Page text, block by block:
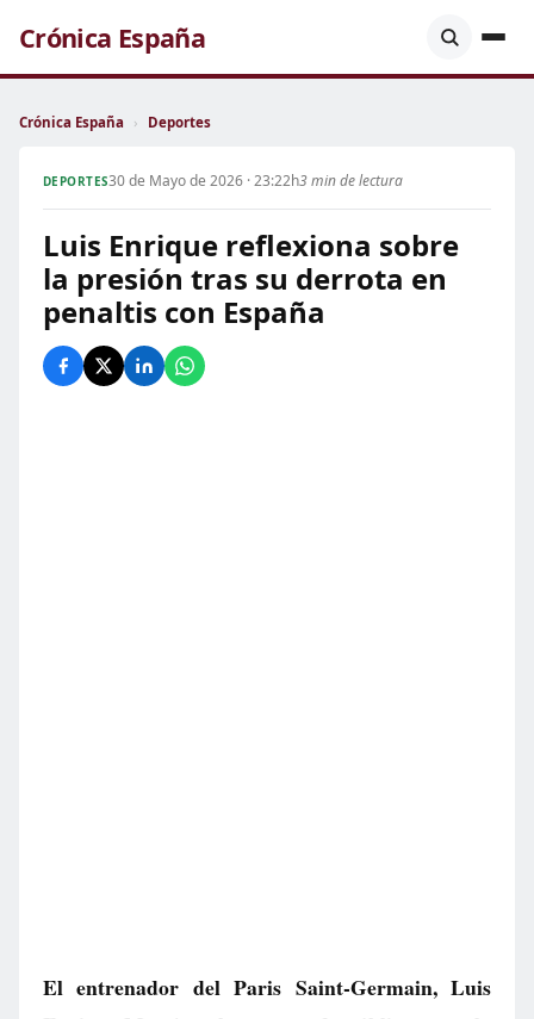
Crónica España
Crónica España › Deportes
DEPORTES30 de Mayo de 2026 · 23:22h3 min de lectura
Luis Enrique reflexiona sobre
la presión tras su derrota en
penaltis con España
El entrenador del Paris Saint-Germain, Luis